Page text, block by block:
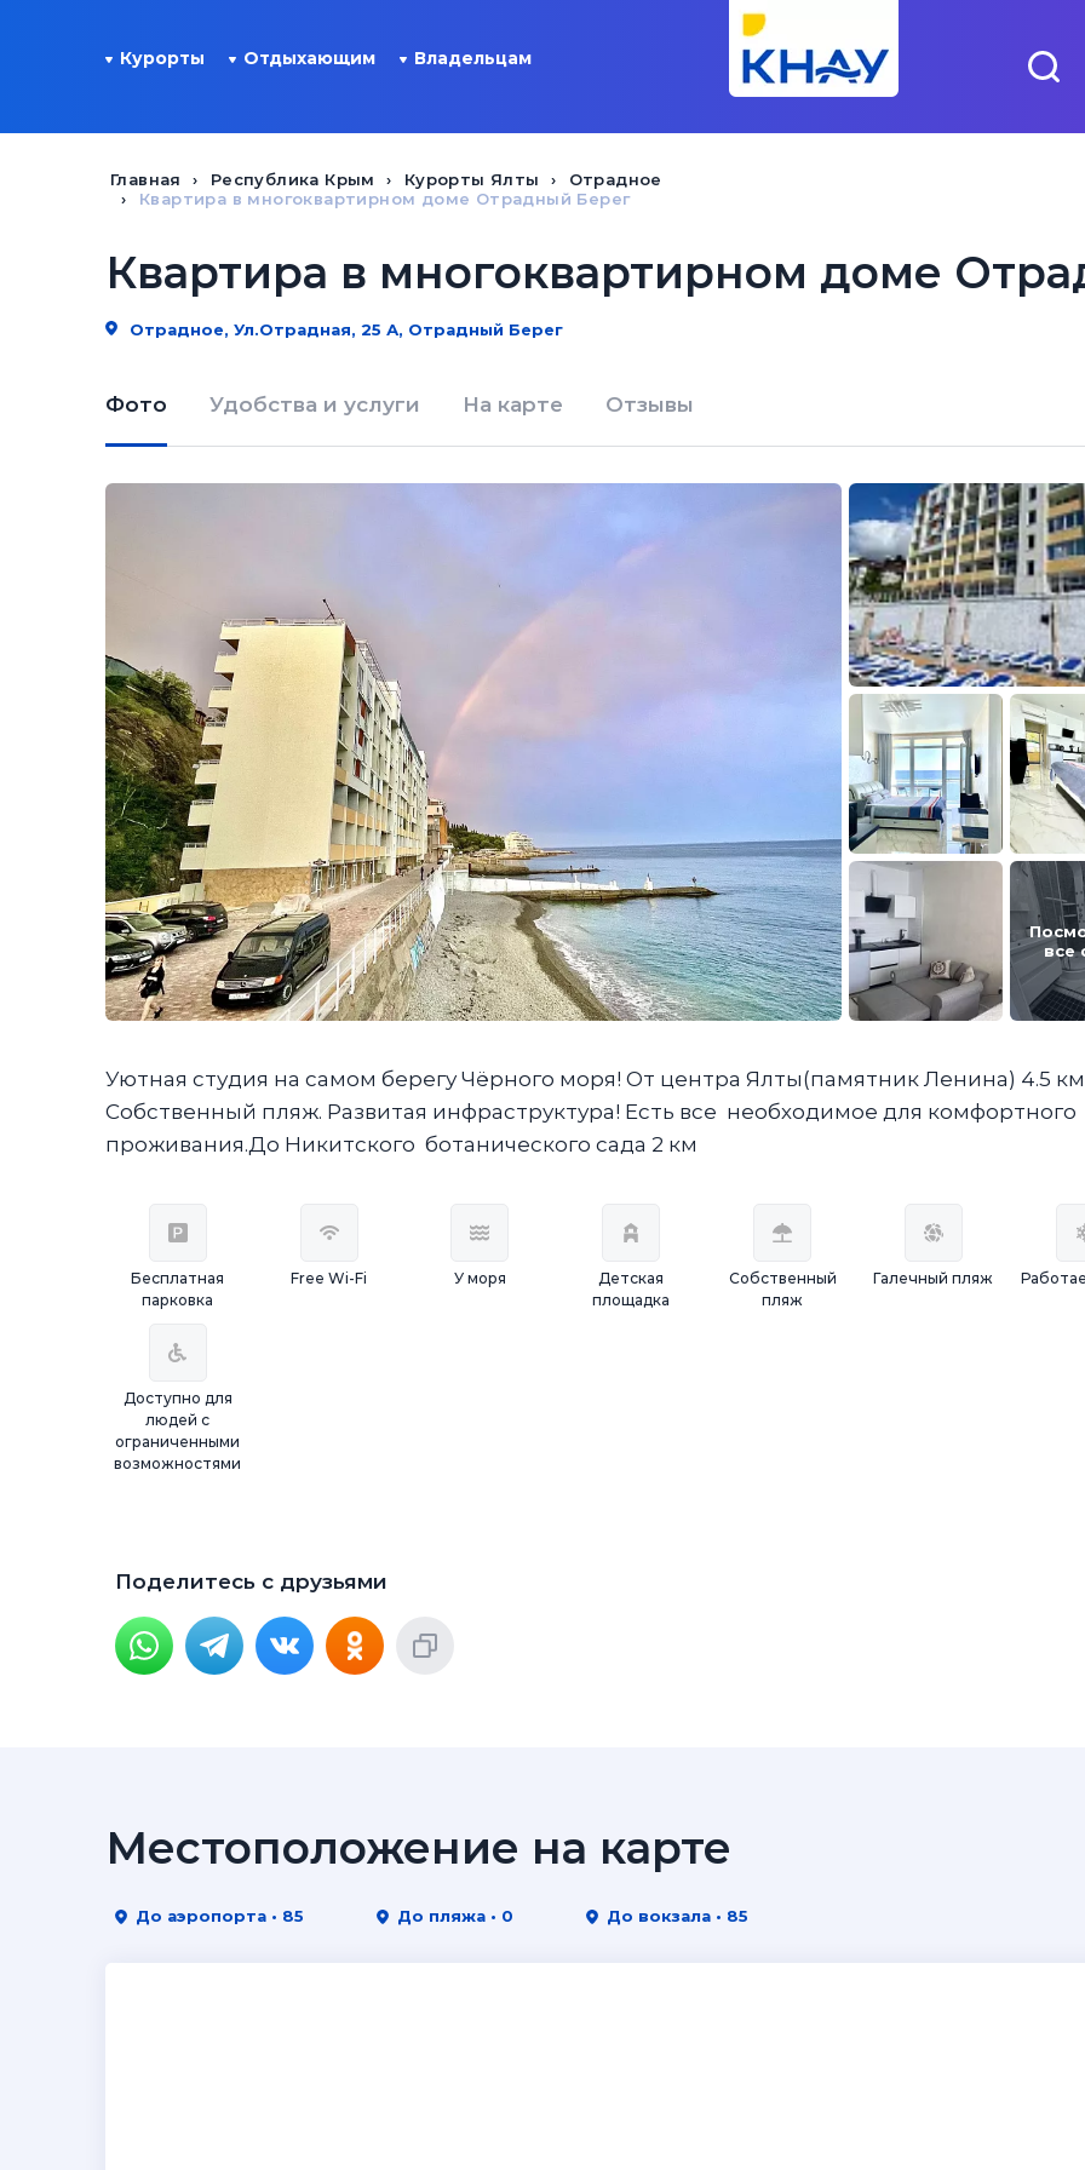
Курорты Отдыхающим Владельцам
Главная Республика Крым Курорты Ялты
Отрадное
Квартира в многоквартирном доме Отрадный Берег
Квартира в многоквартирном доме
Отрадное, Ул.Отрадная, 25 А, Отрадный Берег
Фото Удобства и услуги На карте Отзывы
все
Уютная студия на самом берегу Чёрного моря! От центра Ялты(памятник Ленина) 4.5
Собственный пляж. Развитая инфраструктура! Есть все необходимое для комфортного
проживания.До Никитского ботанического сада 2 км
Бесплатная
парковка
Free Wi-Fi У моря
Детская
площадка
Собственный
пляж
Галечный пляж
Доступно для
людей с
ограниченными
возможностями
Поделитесь с друзьями
Местоположение на карте
До аэропорта • 85 До пляжа • 0 До вокзала • 85